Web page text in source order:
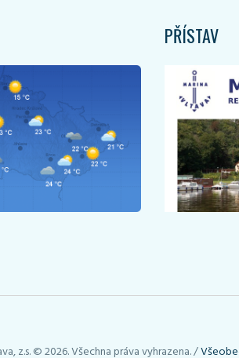
PŘÍSTAV
z.s. © 2026. Všechna práva vyhrazena. /